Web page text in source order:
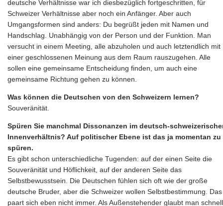
deutsche Verhältnisse war ich diesbezüglich fortgeschritten, für
Schweizer Verhältnisse aber noch ein Anfänger. Aber auch
Umgangsformen sind anders: Du begrüßt jeden mit Namen und
Handschlag. Unabhängig von der Person und der Funktion. Man
versucht in einem Meeting, alle abzuholen und auch letztendlich mit
einer geschlossenen Meinung aus dem Raum rauszugehen. Alle
sollen eine gemeinsame Entscheidung finden, um auch eine
gemeinsame Richtung gehen zu können.
Was können die Deutschen von den Schweizern lernen?
Souveränität.
Spüren Sie manchmal Dissonanzen im deutsch-
Innenverhältnis? Auf politischer Ebene ist das ja momentan zu
spüren.
Es gibt schon unterschiedliche Tugenden: auf der einen Seite die
Souveränität und Höflichkeit, auf der anderen Seite das
Selbstbewusstsein. Die Deutschen fühlen sich oft wie der große
deutsche Bruder, aber die Schweizer wollen Selbstbestimmung. Das
paart sich eben nicht immer. Als Außenstehender glaubt man schnell